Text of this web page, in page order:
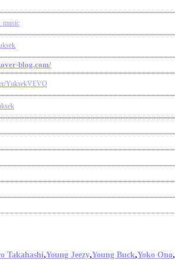
blog.com/
YuksekVEVO
Takahashi,Young Jeezy,Young Buck,Yoko Ono,